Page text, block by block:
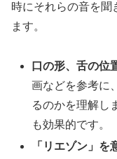
時にそれらの音を聞
ます。
口の形、舌の位
画などを参考に
るのかを理解し
も効果的です。
「リエゾン」を